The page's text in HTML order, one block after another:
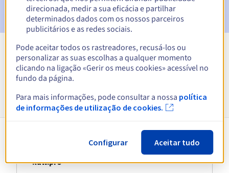
eliminação do nome de domínio
Ver todas as extensões
Informações sobre .law.pro
Registo do seu nome de domínio
.law.pro
direcionada, medir a sua eficácia e partilhar
determinados dados com os nossos parceiros
publicitários e as redes sociais.
Pode aceitar todos os rastreadores, recusá-los ou
personalizar as suas escolhas a qualquer momento
clicando na ligação «Gerir os meus cookies» acessível no
fundo da página.
Para mais informações, pode consultar a nossa política
de informações de utilização de cookies.
Configurar Aceitar tudo